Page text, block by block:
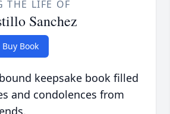
THE LIFE OF
Sanchez
Buy Book
keepsake book filled
and condolences from